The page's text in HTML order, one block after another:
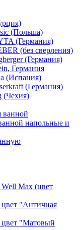
(Польша)
(Германия)
(без сверления)
(Германия)
Германия
(Испания)
(Германия)
(Чехия)
ванной
напольные и
Max (цвет
"Античная
цвет "Матовый